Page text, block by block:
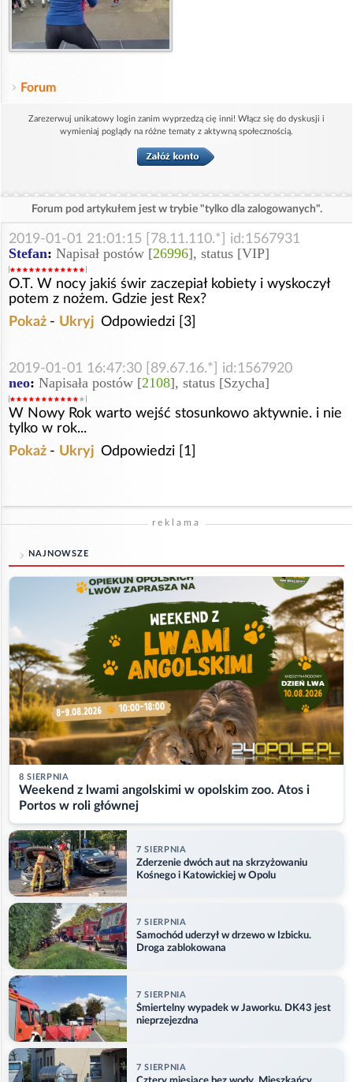
Forum
Zarezerwuj unikatowy login zanim wyprzedzą cię inni! Włącz się do dyskusji i
wymieniaj poglądy na różne tematy z aktywną społecznością.
Forum pod artykułem jest w trybie "tylko dla zalogowanych".
2019-01-01 21:01:15 [78.11.110.*] id:1567931
Stefan: Napisał postów [26996], status [VIP]
O.T. W nocy jakiś świr zaczepiał kobiety i wyskoczył
potem z nożem. Gdzie jest Rex?
Pokaż - Ukryj Odpowiedzi [3]
2019-01-01 16:47:30 [89.67.16.*] id:1567920
neo: Napisała postów [2108], status [Szycha]
W Nowy Rok warto wejść stosunkowo aktywnie. i nie
tylko w rok...
Pokaż - Ukryj Odpowiedzi [1]
reklama
NAJNOWSZE
8 SIERPNIA
Weekend z lwami angolskimi w opolskim zoo. Atos i
Portos w roli głównej
7 SIERPNIA
Zderzenie dwóch aut na skrzyżowaniu
Kośnego i Katowickiej w Opolu
7 SIERPNIA
Samochód uderzył w drzewo w Izbicku.
Droga zablokowana
7 SIERPNIA
Śmiertelny wypadek w Jaworku. DK43 jest
nieprzejezdna
7 SIERPNIA